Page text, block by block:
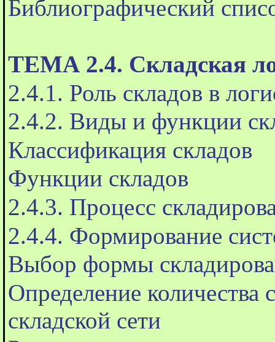
Библиографический
ТЕМА 2.4. Складская
2.4.1. Роль складов в
2.4.2. Виды и функции
Классификация складов
Функции складов
2.4.3. Процесс
2.4.4. Формирование
Выбор формы
Определение количества
складской сети